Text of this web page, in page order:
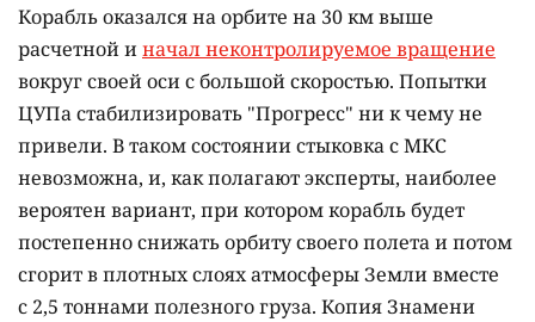
Корабль оказался на орбите на 30 км выше
расчетной иначал неконтролируемое вращение
вокруг своей оси с большой скоростью. Попытки
ЦУПа стабилизировать "Прогресс" ни к чему не
привели. В таком состоянии стыковка с МКС
невозможна, и, как полагают эксперты, наиболее
вероятен вариант, при котором корабль будет
постепенно снижать орбиту своего полета и потом
сгорит в плотных слоях атмосферы Земли вместе
с 2,5 тоннами полезного груза. Копия Знамени